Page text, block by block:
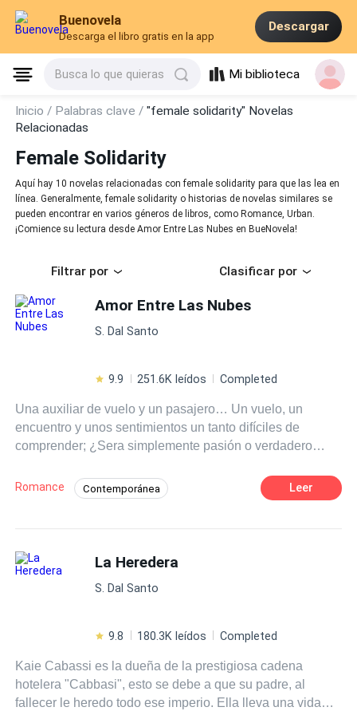
Buenovela
Descarga el libro gratis en la app
Descargar
Busca lo que quieras Mi biblioteca
Inicio / Palabras clave /"female solidarity" Novelas
Relacionadas
Female Solidarity
Aquí hay 10 novelas relacionadas con female solidarity para que las lea en
línea. Generalmente, female solidarity o historias de novelas similares se
pueden encontrar en varios géneros de libros, como Romance, Urban.
¡Comience su lectura desde Amor Entre Las Nubes en BueNovela!
Filtrar por Clasificar por
Amor Entre Las Nubes
S. Dal Santo
9.9 251.6K leídos Completed
Una auxiliar de vuelo y un pasajero… Un vuelo, un
encuentro y unos sentimientos un tanto difíciles de
comprender; ¿Sera simplemente pasión o verdadero
juntos su mundo vuelve a girar. No solo el pasado de
ambos provocará que descubrir lo que sienten uno por el
su vida a cambiarlo todo, ¿Podrán superar sus pasados?
LA REPRODUCCIÓN TOTAL O PARCIAL DE ESTE
MATERIAL QUEDA PROHIBIDA. LA HISTORIA ESTA
Romance Contemporánea
Amor Prohibido
Leer
La Heredera
S. Dal Santo
9.8 180.3K leídos Completed
Kaie Cabassi es la dueña de la prestigiosa cadena
hotelera "Cabbasi", esto se debe a que su padre, al
fallecer le heredo todo ese imperio. Ella lleva una vida